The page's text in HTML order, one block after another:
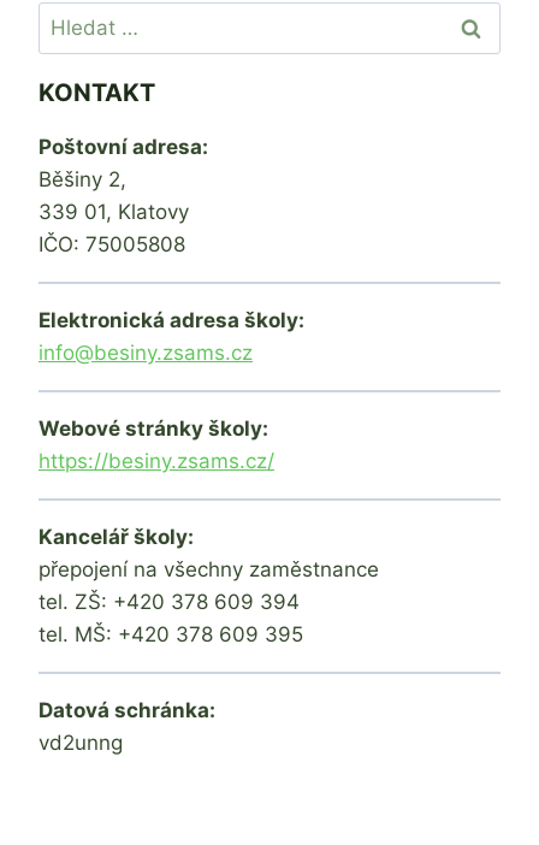
Vyhledávání
KONTAKT
Poštovní adresa:
Běšiny 2,
339 01, Klatovy
IČO: 75005808
Elektronická adresa školy:
info@besiny.zsams.cz
Webové stránky školy:
https://besiny.zsams.cz/
Kancelář školy:
přepojení na všechny zaměstnance
tel. ZŠ: +420 378 609 394
tel. MŠ: +420 378 609 395
Datová schránka:
vd2unng